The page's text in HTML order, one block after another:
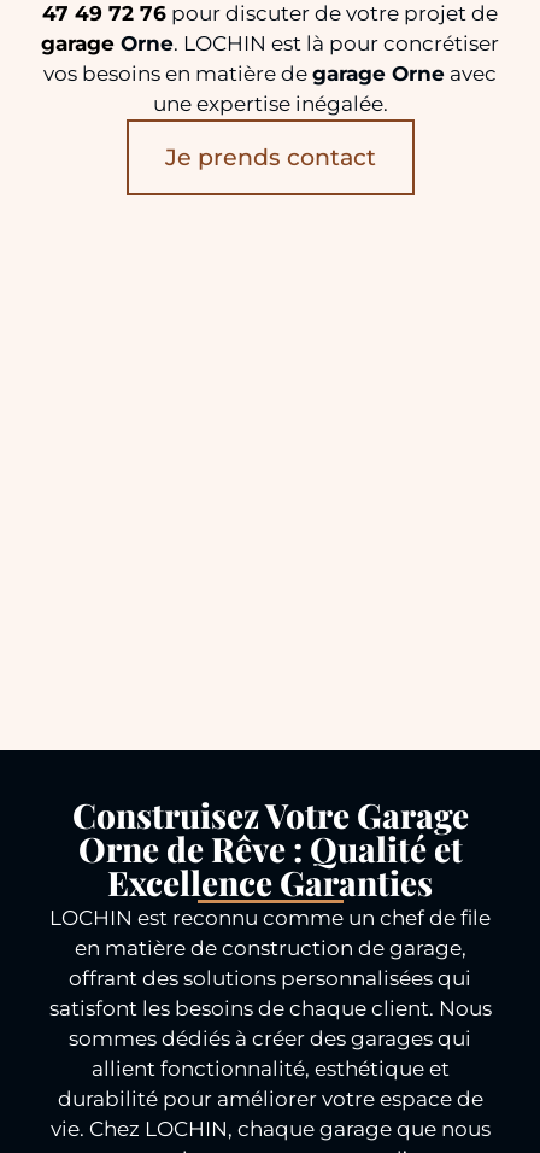
47 49 72 76 pour discuter de votre projet de
garage Orne. LOCHIN est là pour concrétiser
vos besoins en matière de garage Orne avec
une expertise inégalée.
Je prends contact
Construisez Votre Garage
Orne de Rêve : Qualité et
Excellence Garanties
LOCHIN est reconnu comme un chef de file
en matière de construction de garage,
offrant des solutions personnalisées qui
satisfont les besoins de chaque client. Nous
sommes dédiés à créer des garages qui
allient fonctionnalité, esthétique et
durabilité pour améliorer votre espace de
vie. Chez LOCHIN, chaque garage que nous